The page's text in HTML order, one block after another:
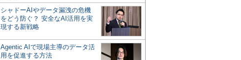
シャドーAIやデータ漏洩の危機
をどう防ぐ？ 安全なAI活用を実
現する新戦略
Agentic AIで現場主導のデータ活
用を促進する方法